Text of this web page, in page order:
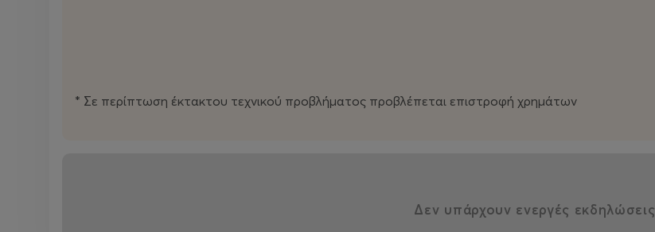
* Σε περίπτωση έκτακτου τεχνικού προβλήματος προβλέπεται επιστροφή χρημάτων
Δεν υπάρχουν ενεργές εκδηλώσεις